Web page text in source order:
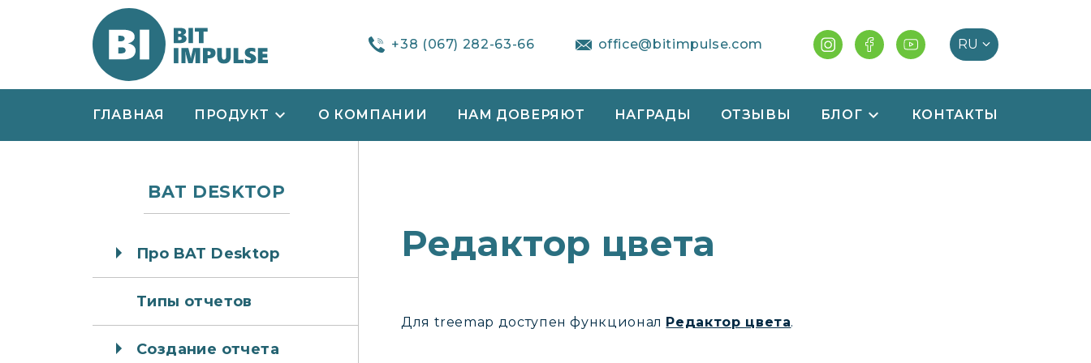
+38 (067) 282-63-66 office@bitimpulse.com
ГЛАВНАЯ ПРОДУКТ О КОМПАНИИ НАМ ДОВЕРЯЮТ НАГРАДЫ ОТЗЫВЫ БЛОГ КОНТАКТЫ
Редактор цвета
Для treemap доступен функционал Редактор цвета.
BAT DESKTOP
Про BAT Desktop
Типы отчетов
Создание отчета